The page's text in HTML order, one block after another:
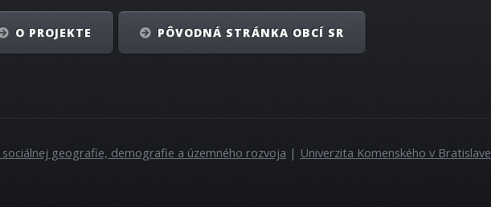
O PROJEKTE PÔVODNÁ STRÁNKA OBCÍ SR
geografie, demografie a územného rozvoja | Univerzita Komenského v Bratislave